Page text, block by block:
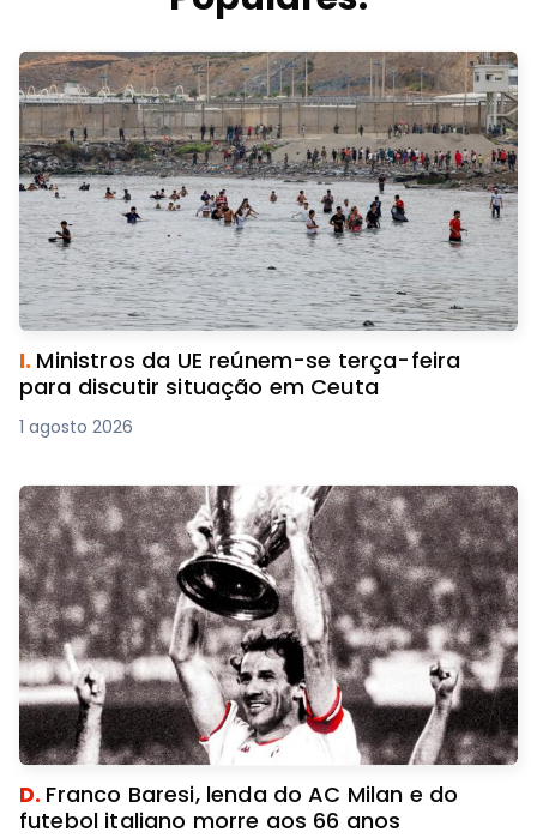
I. Ministros da UE reúnem-se terça-feira
para discutir situação em Ceuta
1 agosto 2026
D. Franco Baresi, lenda do AC Milan e do
futebol italiano morre aos 66 anos